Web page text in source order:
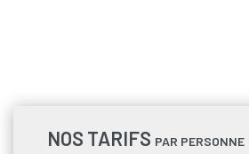
NOS TARIFS PAR PERSONNE